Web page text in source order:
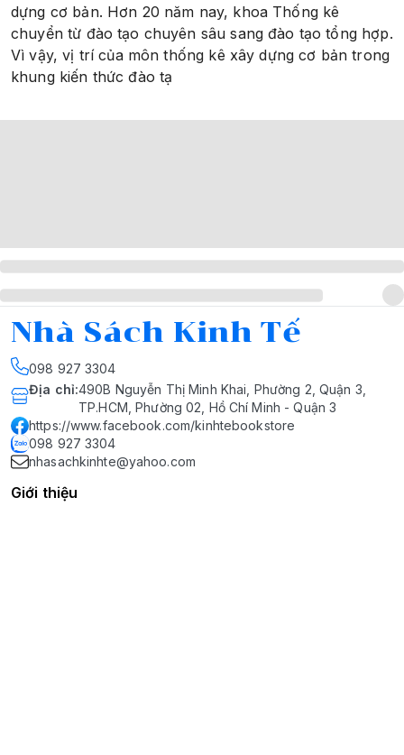
dựng cơ bản. Hơn 20 năm nay, khoa Thống kê
chuyển từ đào tạo chuyên sâu sang đào tạo tổng hợp.
Vì vậy, vị trí của môn thống kê xây dựng cơ bản trong
khung kiến thức đào tạ
Nhà Sách Kinh Tế
098 927 3304
Địa chỉ:490B Nguyễn Thị Minh Khai, Phường 2, Quận 3,
TP.HCM, Phường 02, Hồ Chí Minh - Quận 3
https://www.facebook.com/kinhtebookstore
098 927 3304
nhasachkinhte@yahoo.com
Giới thiệu